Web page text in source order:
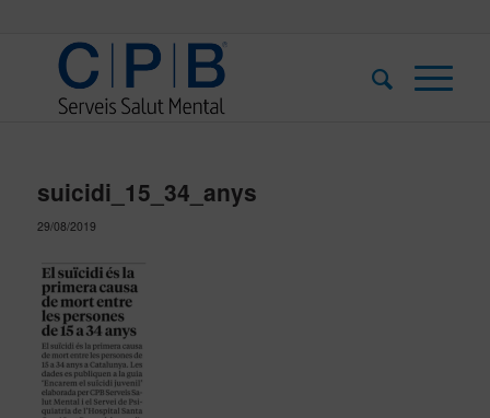
suicidi_15_34_anys
29/08/2019